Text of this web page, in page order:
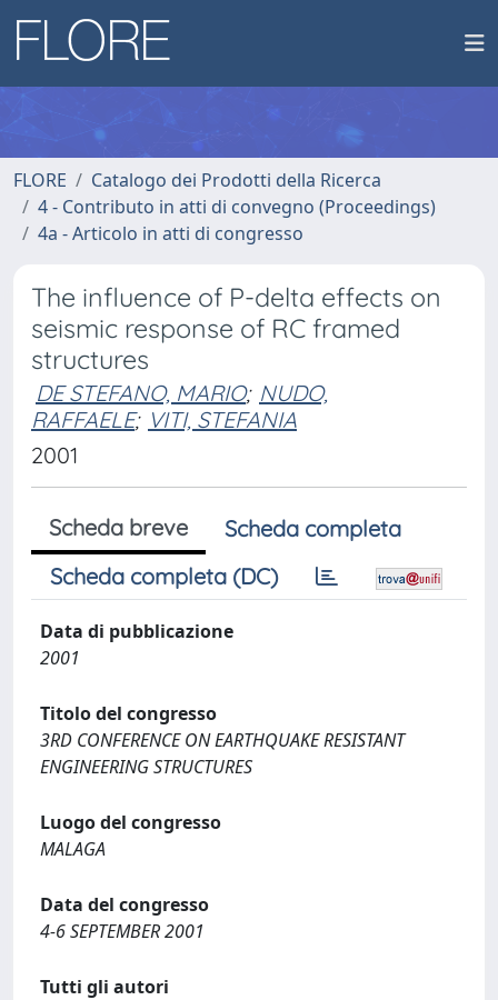
FLORE
Catalogo dei Prodotti della Ricerca
4 - Contributo in atti di convegno (Proceedings)
4a - Articolo in atti di congresso
The influence of P-delta effects on
seismic response of RC framed
structures
DE STEFANO, MARIO; NUDO,
RAFFAELE; VITI, STEFANIA
2001
Scheda breve
Scheda completa
Scheda completa (DC)
Data di pubblicazione
2001
Titolo del congresso
3RD CONFERENCE ON EARTHQUAKE RESISTANT
ENGINEERING STRUCTURES
Luogo del congresso
MALAGA
Data del congresso
4-6 SEPTEMBER 2001
Tutti gli autori